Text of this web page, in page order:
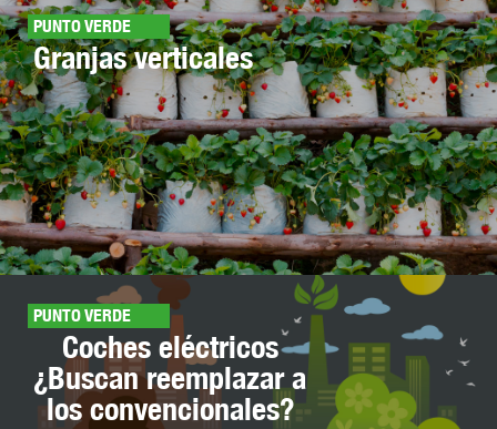
PUNTO VERDE
Granjas verticales
PUNTO VERDE
Coches eléctricos
¿Buscan reemplazar a
los convencionales?